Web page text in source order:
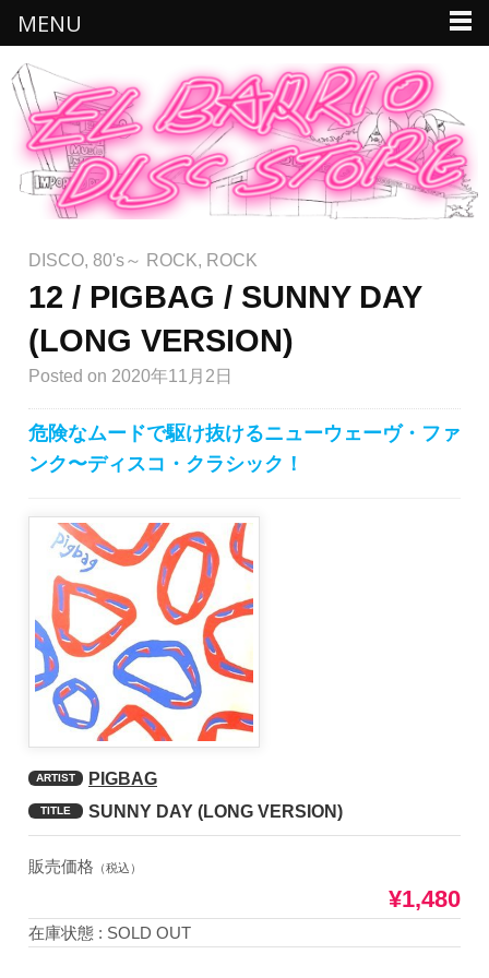
DISCO, 80's～ ROCK, ROCK
12 / PIGBAG / SUNNY DAY
(LONG VERSION)
Posted on 2020年11月2日
危険なムードで駆け抜けるニューウェーヴ・ファ
ンク〜ディスコ・クラシック！
ARTIST PIGBAG
TITLE SUNNY DAY (LONG VERSION)
販売価格 （税込）
¥1,480
在庫状態 : SOLD OUT
MENU